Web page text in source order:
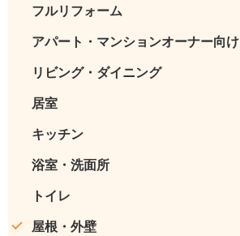
フルリフォーム
アパート・マンションオーナー向け
リビング・ダイニング
居室
キッチン
浴室・洗面所
トイレ
屋根・外壁